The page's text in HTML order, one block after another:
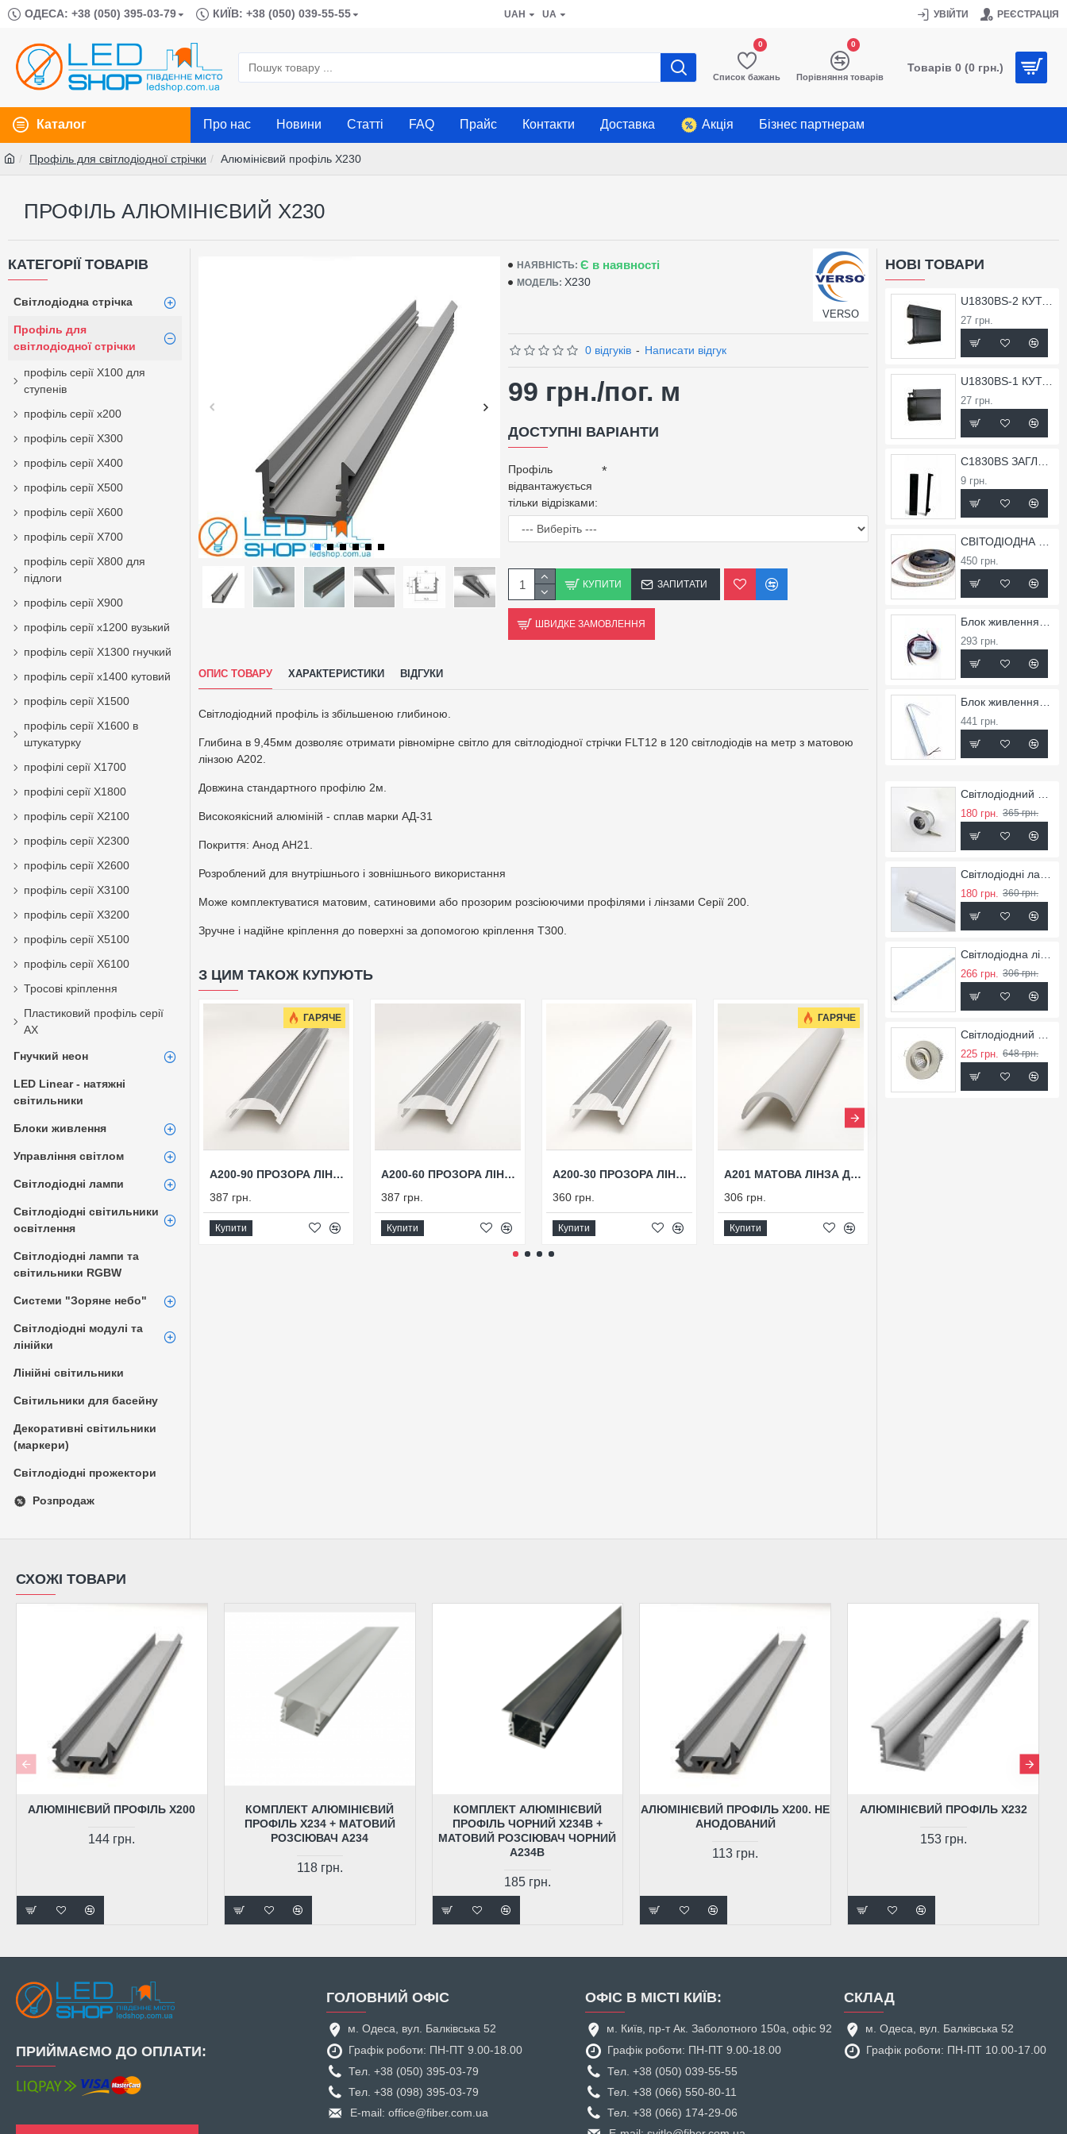
ОДЕСА: +38 (050) 395-03-79 КИЇВ: +38 (050) 039-55-55 UAH UA УВІЙТИ РЕЄСТРАЦІЯ
Список бажань
0
Порівняння товарів
0
Товарів 0 (0 грн.)
Каталог Про нас Новини Статті FAQ Прайс Контакти Доставка Акція Бізнес партнерам
Профіль для світлодіодної стрічки Алюмінієвий профіль X230
ПРОФІЛЬ АЛЮМІНІЄВИЙ X230
КАТЕГОРІЇ ТОВАРІВ
Світлодіодна стрічка
Профіль для
світлодіодної стрічки
профіль серії Х100 для
ступенів
профіль серії х200
профіль серії Х300
профіль серії Х400
профіль серії Х500
профіль серії Х600
профіль серії Х700
профіль серії Х800 для
підлоги
профіль серії Х900
профіль серії х1200 вузький
профіль серії Х1300 гнучкий
профіль серії х1400 кутовий
профіль серії X1500
профіль серії Х1600 в
штукатурку
профілі серії X1700
профілі серії X1800
профіль серії Х2100
профіль серії X2300
профіль серії X2600
профіль серії X3100
профіль серії Х3200
профіль серії Х5100
профіль серії X6100
Тросові кріплення
Пластиковий профіль серії
АХ
Гнучкий неон
LED Linear - натяжні
світильники
Блоки живлення
Управління світлом
Світлодіодні лампи
Світлодіодні світильники
освітлення
Світлодіодні лампи та
світильники RGBW
Системи "Зоряне небо"
Світлодіодні модулі та
лінійки
Лінійні світильники
Світильники для басейну
Декоративні світильники
(маркери)
Світлодіодні прожектори
Розпродаж
НАЯВНІСТЬ: Є в наявності
МОДЕЛЬ: X230
VERSO
0 відгуків - Написати відгук
99 грн./пог. м
ДОСТУПНІ ВАРІАНТИ
Профіль
відвантажується
тільки відрізками:
КУПИТИ ЗАПИТАТИ
ШВИДКЕ ЗАМОВЛЕННЯ
ОПИС ТОВАРУ ХАРАКТЕРИСТИКИ ВІДГУКИ
Світлодіодний профіль із збільшеною глибиною.
Глибина в 9,45мм дозволяє отримати рівномірне світло для світлодіодної стрічки FLT12 в 120 світлодіодів на метр з матовою
лінзою А202.
Довжина стандартного профілю 2м.
Високоякісний алюміній - сплав марки АД-31
Покриття: Анод АН21.
Розроблений для внутрішнього і зовнішнього використання
Може комплектуватися матовим, сатиновими або прозорим розсіюючими профілями і лінзами Серії 200.
Зручне і надійне кріплення до поверхні за допомогою кріплення Т300.
З ЦИМ ТАКОЖ КУПУЮТЬ
ГАРЯЧЕ
А200-90 ПРОЗОРА ЛІНЗА ДЛЯ ПРОФІЛЮ 90°
387 грн.
Купити
А200-60 ПРОЗОРА ЛІНЗА ДЛЯ ПРОФІЛЮ 60°
387 грн.
Купити
А200-30 ПРОЗОРА ЛІНЗА ДЛЯ ПРОФІЛЮ 30°
360 грн.
Купити
ГАРЯЧЕ
А201 МАТОВА ЛІНЗА ДЛЯ ПРОФІЛЮ РОЗСІЮВАЛЬНА ОПУКЛА
306 грн.
Купити
НОВІ ТОВАРИ
U1830BS-2 КУТОК ЗОВНІШНІЙ ДЛЯ ПРОФІЛЮ X1830BS
27 грн.
U1830BS-1 КУТОК ВНУТРІШНІХ ДЛЯ ПРОФІЛЮ X1830BS
27 грн.
9 грн.
450 грн.
293 грн.
441 грн.
180 грн. 365 грн.
180 грн. 360 грн.
Світлодіодна лінійка LRB-9
266 грн. 306 грн.
225 грн. 648 грн.
СХОЖІ ТОВАРИ
АЛЮМІНІЄВИЙ ПРОФІЛЬ X200
144 грн.
КОМПЛЕКТ АЛЮМІНІЄВИЙ
ПРОФІЛЬ X234 + МАТОВИЙ
РОЗСІЮВАЧ A234
118 грн.
КОМПЛЕКТ АЛЮМІНІЄВИЙ
ПРОФІЛЬ ЧОРНИЙ X234В +
МАТОВИЙ РОЗСІЮВАЧ ЧОРНИЙ
A234В
185 грн.
АЛЮМІНІЄВИЙ ПРОФІЛЬ X200. НЕ
АНОДОВАНИЙ
113 грн.
АЛЮМІНІЄВИЙ ПРОФІЛЬ X232
153 грн.
ПРИЙМАЄМО ДО ОПЛАТИ:
ГОЛОВНИЙ ОФІС
м. Одеса, вул. Балківська 52
Графік роботи: ПН-ПТ 9.00-18.00
Тел. +38 (050) 395-03-79
Тел. +38 (098) 395-03-79
E-mail: office@fiber.com.ua
ОФІС В МІСТІ КИЇВ:
м. Київ, пр-т Ак. Заболотного 150а, офіс 92
Графік роботи: ПН-ПТ 9.00-18.00
Тел. +38 (050) 039-55-55
Тел. +38 (066) 550-80-11
Тел. +38 (066) 174-29-06
СКЛАД
м. Одеса, вул. Балківська 52
Графік роботи: ПН-ПТ 10.00-17.00